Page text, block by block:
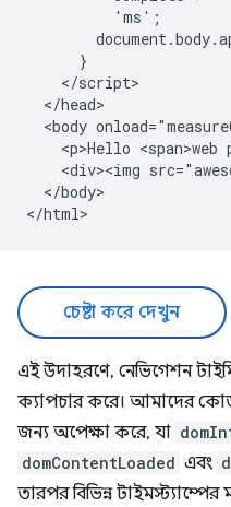
          'ms';
      }
    </script>
  </head>
<body
<p>Hello <span>web
<div><img
  </body>
চেষ্টা করে দেখুন
এই উদাহরণে, নেভিগেশন
ক্যাপচার করে। আমাদের
জন্য অপেক্ষা করে, যা
domContentLoaded এবং
তারপর বিভিন্ন